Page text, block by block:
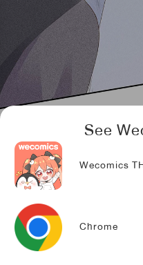
See
Wecomics
Chrome